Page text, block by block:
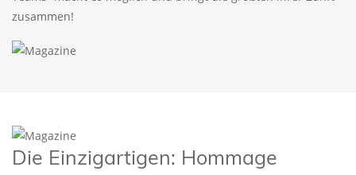
zusammen!
Die Einzigartigen: Hommage